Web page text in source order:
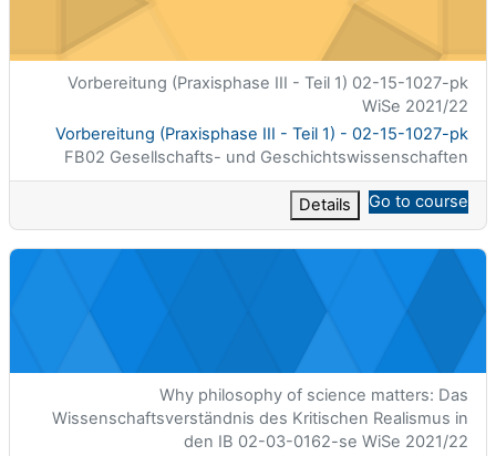
الاسم المختصر للمقرر الدراسي
Vorbereitung (Praxisphase III - Teil 1) 02-15-1027-pk
WiSe 2021/22
اسم المقرر
Vorbereitung (Praxisphase III - Teil 1) - 02-15-1027-pk
تصنيف المساق
FB02 Gesellschafts- und Geschichtswissenschaften
Go to course
Details
des Kritischen Realismus in den IB - 02-03-0162-se
الاسم المختصر للمقرر الدراسي
Why philosophy of science matters: Das
Wissenschaftsverständnis des Kritischen Realismus in
den IB 02-03-0162-se WiSe 2021/22